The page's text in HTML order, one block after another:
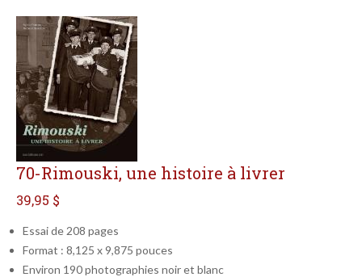
70-Rimouski, une histoire à livrer
39,95 $
Essai de 208 pages
Format : 8,125 x 9,875 pouces
Environ 190 photographies noir et blanc